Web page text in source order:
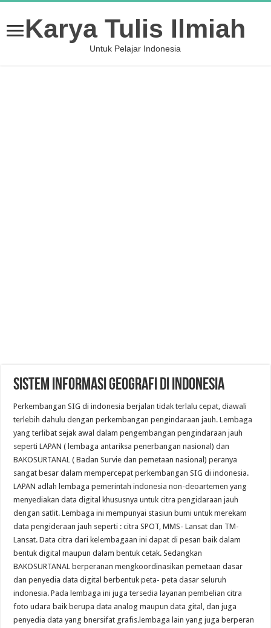
Karya Tulis Ilmiah
Untuk Pelajar Indonesia
SISTEM INFORMASI GEOGRAFI DI INDONESIA
Perkembangan SIG di indonesia berjalan tidak terlalu cepat, diawali
terlebih dahulu dengan perkembangan pengindaraan jauh. Lembaga
yang terlibat sejak awal dalam pengembangan pengindaraan jauh
seperti LAPAN ( lembaga antariksa penerbangan nasional) dan
BAKOSURTANAL ( Badan Survie dan pemetaan nasional) peranya
sangat besar dalam mempercepat perkembangan SIG di indonesia.
LAPAN adlah lembaga pemerintah indonesia non-deoartemen yang
menyediakan data digital khususnya untuk citra pengidaraan jauh
dengan satlit. Lembaga ini mempunyai stasiun bumi untuk merekam
data pengideraan jauh seperti : citra SPOT, MMS- Lansat dan TM-
Lansat. Data citra dari kelembagaan ini dapat di pesan baik dalam
bentuk digital maupun dalam bentuk cetak. Sedangkan
BAKOSURTANAL berperanan mengkoordinasikan pemetaan dasar
dan penyedia data digital berbentuk peta- peta dasar seluruh
indonesia. Pada lembaga ini juga tersedia layanan pembelian citra
foto udara baik berupa data analog maupun data gital, dan juga
penyedia data yang bnersifat grafis.lembaga lain yang juga berperan